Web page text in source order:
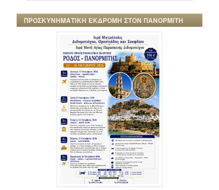
ΠΡΟΣΚΥΝΗΜΑΤΙΚΗ ΕΚΔΡΟΜΗ ΣΤΟΝ ΠΑΝΟΡΜΙΤΗ